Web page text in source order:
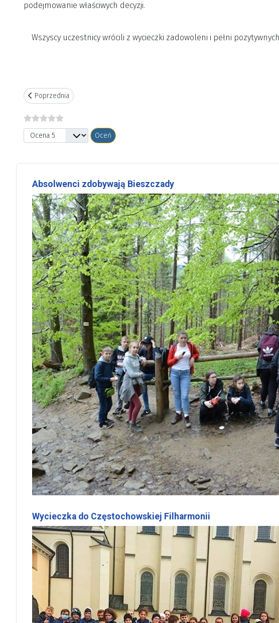
podejmowanie właściwych decyzji.
Wszyscy uczestnicy wrócili z wycieczki zadowoleni i pełni
Poprzednia strona: Wrocław w dwa dni!
Poprzednia
Proszę, oceń
Absolwenci zdobywają Bieszczady
Wycieczka do Częstochowskiej Filharmonii